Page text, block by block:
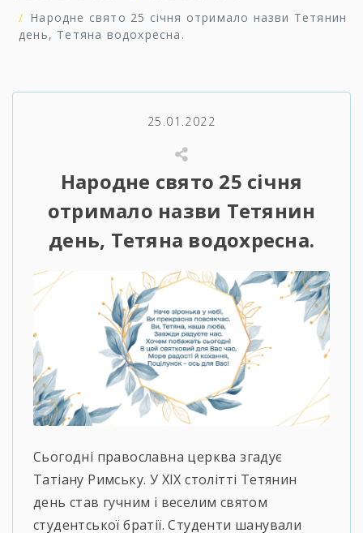
Народне свято 25 січня отримало назви Тетянин
день, Тетяна водохресна.
25.01.2022
Народне свято 25 січня
отримало назви Тетянин
день, Тетяна водохресна.
Сьогодні православна церква згадує
Татіану Римську. У XIX столітті Тетянин
день став гучним і веселим святом
студентської братії. Студенти шанували